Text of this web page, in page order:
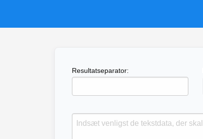
Resultatseparator: